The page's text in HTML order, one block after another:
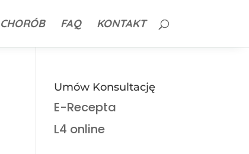
FAQ KONTAKT
Umów Konsultację
E-Recepta
L4 online